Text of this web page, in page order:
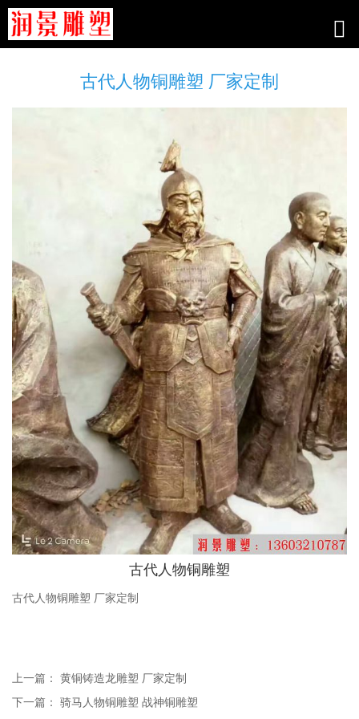
古代人物铜雕塑 厂家定制
古代人物铜雕塑
古代人物铜雕塑 厂家定制
上一篇： 黄铜铸造龙雕塑 厂家定制
下一篇： 骑马人物铜雕塑 战神铜雕塑